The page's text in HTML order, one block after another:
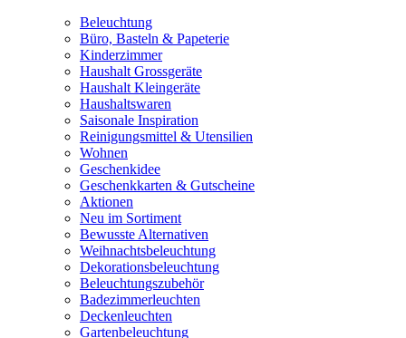
Beleuchtung
Büro, Basteln & Papeterie
Kinderzimmer
Haushalt Grossgeräte
Haushalt Kleingeräte
Haushaltswaren
Saisonale Inspiration
Reinigungsmittel & Utensilien
Wohnen
Geschenkidee
Geschenkkarten & Gutscheine
Aktionen
Neu im Sortiment
Bewusste Alternativen
Weihnachtsbeleuchtung
Dekorationsbeleuchtung
Beleuchtungszubehör
Badezimmerleuchten
Deckenleuchten
Gartenbeleuchtung